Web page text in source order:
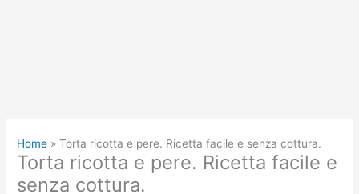
Home Torta ricotta e pere. Ricetta facile e senza cottura.
Torta ricotta e pere. Ricetta facile e
senza cottura.